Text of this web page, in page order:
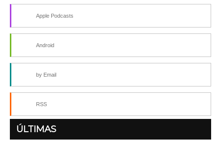
Apple Podcasts
Android
by Email
RSS
ÚLTIMAS